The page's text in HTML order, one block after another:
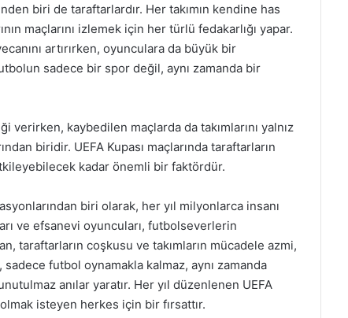
biri de taraftarlardır. Her takımın kendine has
maçlarını izlemek için her türlü fedakarlığı yapar.
artırırken, oyunculara da büyük bir
sadece bir spor değil, aynı zamanda bir
verirken, kaybedilen maçlarda da takımlarını yalnız
biridir. UEFA Kupası maçlarında taraftarların
kadar önemli bir faktördür.
biri olarak, her yıl milyonlarca insanı
ve efsanevi oyuncuları, futbolseverlerin
taraftarların coşkusu ve takımların mücadele azmi,
sadece futbol oynamakla kalmaz, aynı zamanda
anılar yaratır. Her yıl düzenlenen UEFA
isteyen herkes için bir fırsattır.